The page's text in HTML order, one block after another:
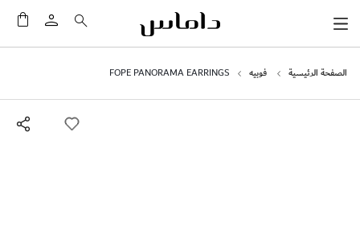
الصفحة الرئيسية فوبيه FOPE PANORAMA EARRINGS